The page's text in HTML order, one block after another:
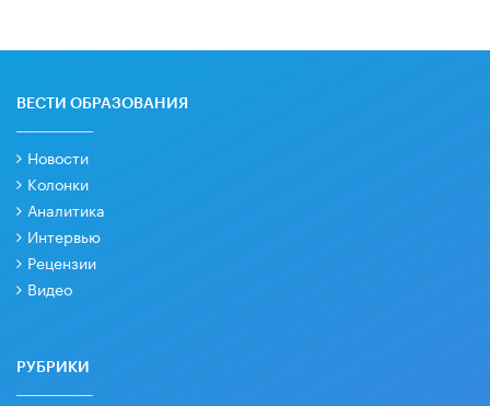
ВЕСТИ ОБРАЗОВАНИЯ
Новости
Колонки
Аналитика
Интервью
Рецензии
Видео
РУБРИКИ